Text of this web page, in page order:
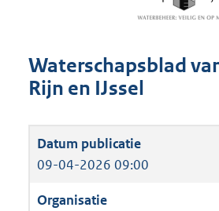
Waterschapsblad
Rijn en IJssel
09-04-2026 09:00